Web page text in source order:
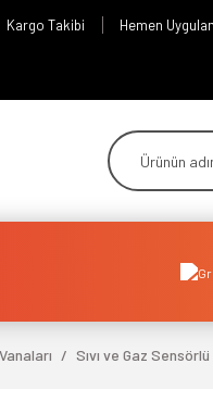
Kargo Takibi Hemen
Sıvı ve Gaz